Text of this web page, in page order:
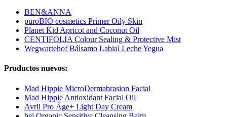
BEN&ANNA
puroBIO cosmetics Primer Oily Skin
Planet Kid Apricot and Coconut Oil
CENTIFOLIA Colour Sealing & Protective Mist
Wegwartehof Bálsamo Labial Leche Yegua
Productos nuevos:
Mad Hippie MicroDermabrasion Facial
Mad Hippie Antioxidant Facial Oil
Avril Pro Âge+ Light Day Cream